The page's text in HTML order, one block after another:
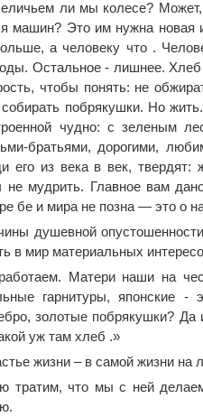
ли мы колесе?
машин? Это им нужна новая
а человеку что .
Остальное - лишнее.
чтобы понять: не
побрякушки. Но
чудно: с зеленым
братьями, дорогими,
его из века в век,
не мудрить. Главное вам
бе и мира не позна ― это о
душевной
в мир материальных
Матери наши на
гарнитуры, японские -
золотые побрякушки?
уж там хлеб .»
жизни – в самой жизни
тратим, что мы с ней